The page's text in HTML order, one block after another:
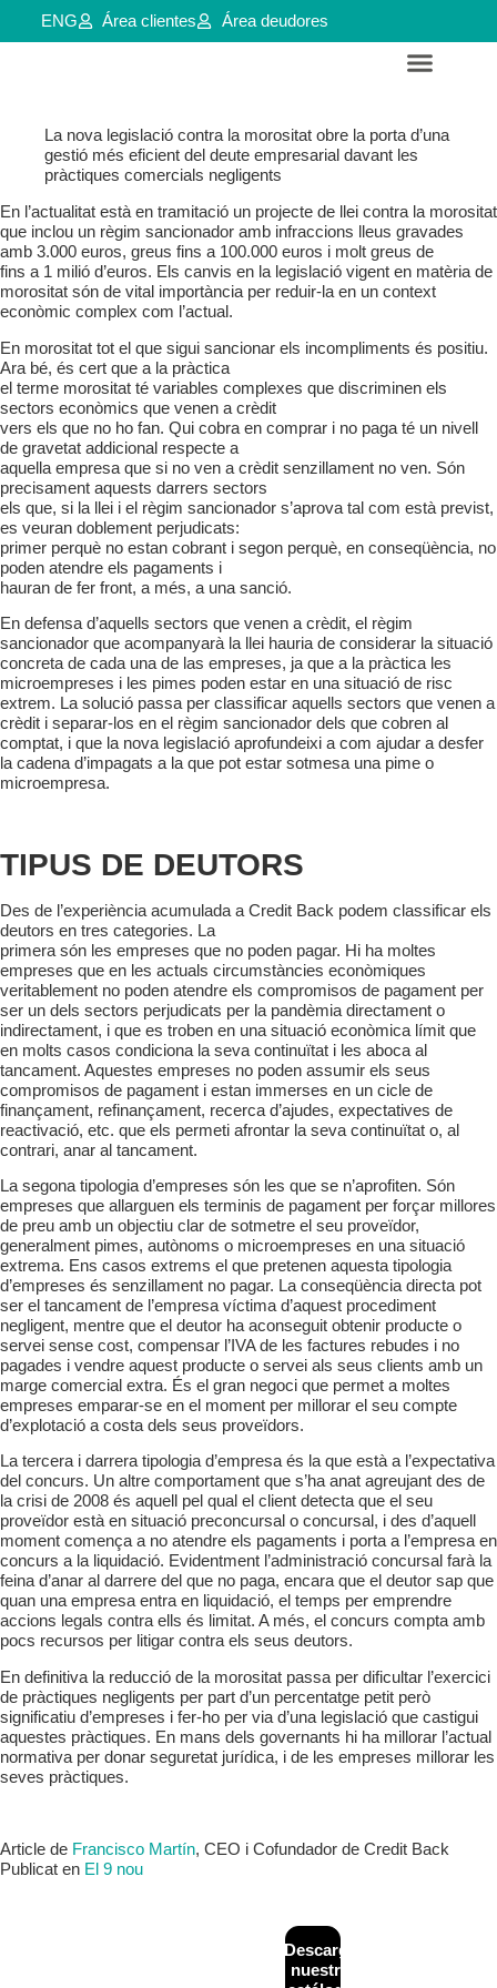
ENG Área clientes Área deudores
La nova legislació contra la morositat obre la porta d’una
gestió més eficient del deute empresarial davant les
pràctiques comercials negligents
En l’actualitat està en tramitació un projecte de llei contra la morositat
que inclou un règim sancionador amb infraccions lleus gravades
amb 3.000 euros, greus fins a 100.000 euros i molt greus de
fins a 1 milió d’euros. Els canvis en la legislació vigent en matèria de
morositat són de vital importància per reduir-la en un context
econòmic complex com l’actual.
En morositat tot el que sigui sancionar els incompliments és positiu.
Ara bé, és cert que a la pràctica
el terme morositat té variables complexes que discriminen els
sectors econòmics que venen a crèdit
vers els que no ho fan. Qui cobra en comprar i no paga té un nivell
de gravetat addicional respecte a
aquella empresa que si no ven a crèdit senzillament no ven. Són
precisament aquests darrers sectors
els que, si la llei i el règim sancionador s’aprova tal com està previst,
es veuran doblement perjudicats:
primer perquè no estan cobrant i segon perquè, en conseqüència, no
poden atendre els pagaments i
hauran de fer front, a més, a una sanció.
En defensa d’aquells sectors que venen a crèdit, el règim
sancionador que acompanyarà la llei hauria de considerar la situació
concreta de cada una de las empreses, ja que a la pràctica les
microempreses i les pimes poden estar en una situació de risc
extrem. La solució passa per classificar aquells sectors que venen a
crèdit i separar-los en el règim sancionador dels que cobren al
comptat, i que la nova legislació aprofundeixi a com ajudar a desfer
la cadena d’impagats a la que pot estar sotmesa una pime o
microempresa.
TIPUS DE DEUTORS
Des de l’experiència acumulada a Credit Back podem classificar els
deutors en tres categories. La
primera són les empreses que no poden pagar. Hi ha moltes
empreses que en les actuals circumstàncies econòmiques
veritablement no poden atendre els compromisos de pagament per
ser un dels sectors perjudicats per la pandèmia directament o
indirectament, i que es troben en una situació econòmica límit que
en molts casos condiciona la seva continuïtat i les aboca al
tancament. Aquestes empreses no poden assumir els seus
compromisos de pagament i estan immerses en un cicle de
finançament, refinançament, recerca d’ajudes, expectatives de
reactivació, etc. que els permeti afrontar la seva continuïtat o, al
contrari, anar al tancament.
La segona tipologia d’empreses són les que se n’aprofiten. Són
empreses que allarguen els terminis de pagament per forçar millores
de preu amb un objectiu clar de sotmetre el seu proveïdor,
generalment pimes, autònoms o microempreses en una situació
extrema. Ens casos extrems el que pretenen aquesta tipologia
d’empreses és senzillament no pagar. La conseqüència directa pot
ser el tancament de l’empresa víctima d’aquest procediment
negligent, mentre que el deutor ha aconseguit obtenir producte o
servei sense cost, compensar l’IVA de les factures rebudes i no
pagades i vendre aquest producte o servei als seus clients amb un
marge comercial extra. És el gran negoci que permet a moltes
empreses emparar-se en el moment per millorar el seu compte
d’explotació a costa dels seus proveïdors.
La tercera i darrera tipologia d’empresa és la que està a l’expectativa
del concurs. Un altre comportament que s’ha anat agreujant des de
la crisi de 2008 és aquell pel qual el client detecta que el seu
proveïdor està en situació preconcursal o concursal, i des d’aquell
moment comença a no atendre els pagaments i porta a l’empresa en
concurs a la liquidació. Evidentment l’administració concursal farà la
feina d’anar al darrere del que no paga, encara que el deutor sap que
quan una empresa entra en liquidació, el temps per emprendre
accions legals contra ells és limitat. A més, el concurs compta amb
pocs recursos per litigar contra els seus deutors.
En definitiva la reducció de la morositat passa per dificultar l’exercici
de pràctiques negligents per part d’un percentatge petit però
significatiu d’empreses i fer-ho per via d’una legislació que castigui
aquestes pràctiques. En mans dels governants hi ha millorar l’actual
normativa per donar seguretat jurídica, i de les empreses millorar les
seves pràctiques.
Article de Francisco Martín, CEO i Cofundador de Credit Back
Publicat en El 9 nou
Financiación
Descarga
nuestro